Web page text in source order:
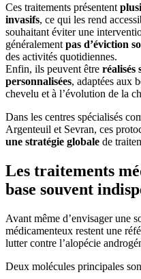
Ces traitements présentent
invasifs, ce qui les rend
souhaitant éviter une
généralement pas d’éviction
des activités quotidiennes.
Enfin, ils peuvent être réalisés
personnalisées, adaptées aux
chevelu et à l’évolution de la
Dans les centres spécialisés
Argenteuil et Sevran, ces
une stratégie globale de
Les traitements
base souvent
Avant même d’envisager une
médicamenteux restent une
lutter contre l’alopécie
Deux molécules principales